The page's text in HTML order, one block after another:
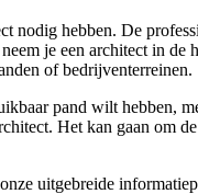
nodig hebben. De
je een architect in
of bedrijventerreinen.
pand wilt hebben,
Het kan gaan om
uitgebreide